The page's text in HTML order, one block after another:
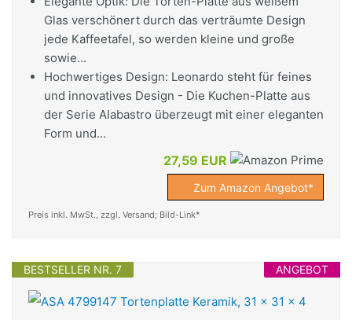
Glas verschönert durch das verträumte Design
jede Kaffeetafel, so werden kleine und große
sowie...
Hochwertiges Design: Leonardo steht für feines
und innovatives Design - Die Kuchen-Platte aus
der Serie Alabastro überzeugt mit einer eleganten
Form und...
27,59 EUR
Zum Amazon Angebot*
Preis inkl. MwSt., zzgl. Versand; Bild-Link*
ANGEBOT
BESTSELLER NR. 7